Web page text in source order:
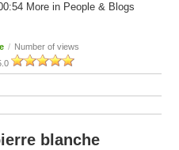
More in People & Blogs
/ Number of views
blanche